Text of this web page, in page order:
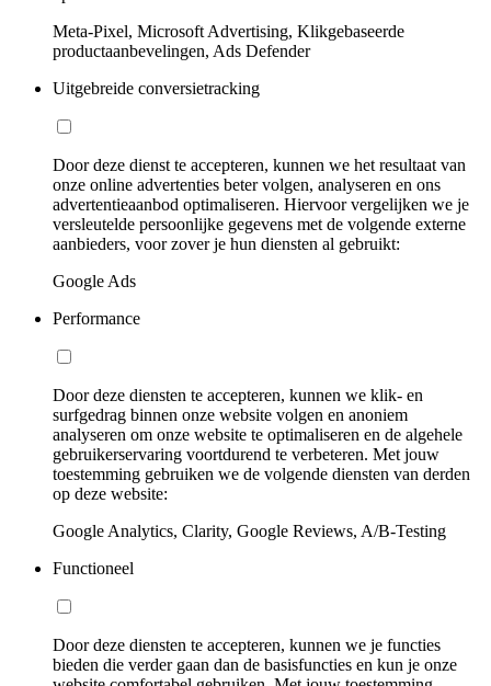
Meta-Pixel, Microsoft Advertising, Klikgebaseerde
productaanbevelingen, Ads Defender
Uitgebreide conversietracking
Door deze dienst te accepteren, kunnen we het resultaat van
onze online advertenties beter volgen, analyseren en ons
advertentieaanbod optimaliseren. Hiervoor vergelijken we je
versleutelde persoonlijke gegevens met de volgende externe
aanbieders, voor zover je hun diensten al gebruikt:
Google Ads
Performance
Door deze diensten te accepteren, kunnen we klik- en
surfgedrag binnen onze website volgen en anoniem
analyseren om onze website te optimaliseren en de algehele
gebruikerservaring voortdurend te verbeteren. Met jouw
toestemming gebruiken we de volgende diensten van derden
op deze website:
Google Analytics, Clarity, Google Reviews, A/B-Testing
Functioneel
Door deze diensten te accepteren, kunnen we je functies
bieden die verder gaan dan de basisfuncties en kun je onze